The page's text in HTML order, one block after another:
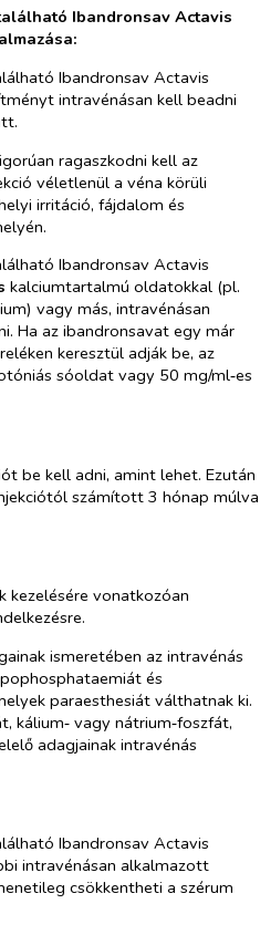
Ibandronsav Actavis
Ibandronsav Actavis
intravénásan kell beadni
ragaszkodni kell az
véletlenül a véna körüli
irritáció, fájdalom és
Ibandronsav Actavis
kalciumtartalmú oldatokkal (pl.
vagy más, intravénásan
Ha az ibandronsavat egy már
keresztül adják be, az
sóoldat vagy 50 mg/ml‑es
be kell adni, amint lehet. Ezután
számított 3 hónap múlva
kezelésére vonatkozóan
ismeretében az intravénás
és
paraesthesiát válthatnak ki.
kálium‑ vagy nátrium‑foszfát,
adagjainak intravénás
Ibandronsav Actavis
intravénásan alkalmazott
csökkentheti a szérum